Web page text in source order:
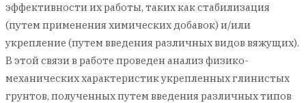
эффективности их работы, таких как стабилизация
(путем применения химических добавок) и/или
укрепление (путем введения различных видов вяжущих).
В этой связи в работе проведен анализ физико-
механических характеристик укрепленных глинистых
грунтов, полученных путем введения различных типов